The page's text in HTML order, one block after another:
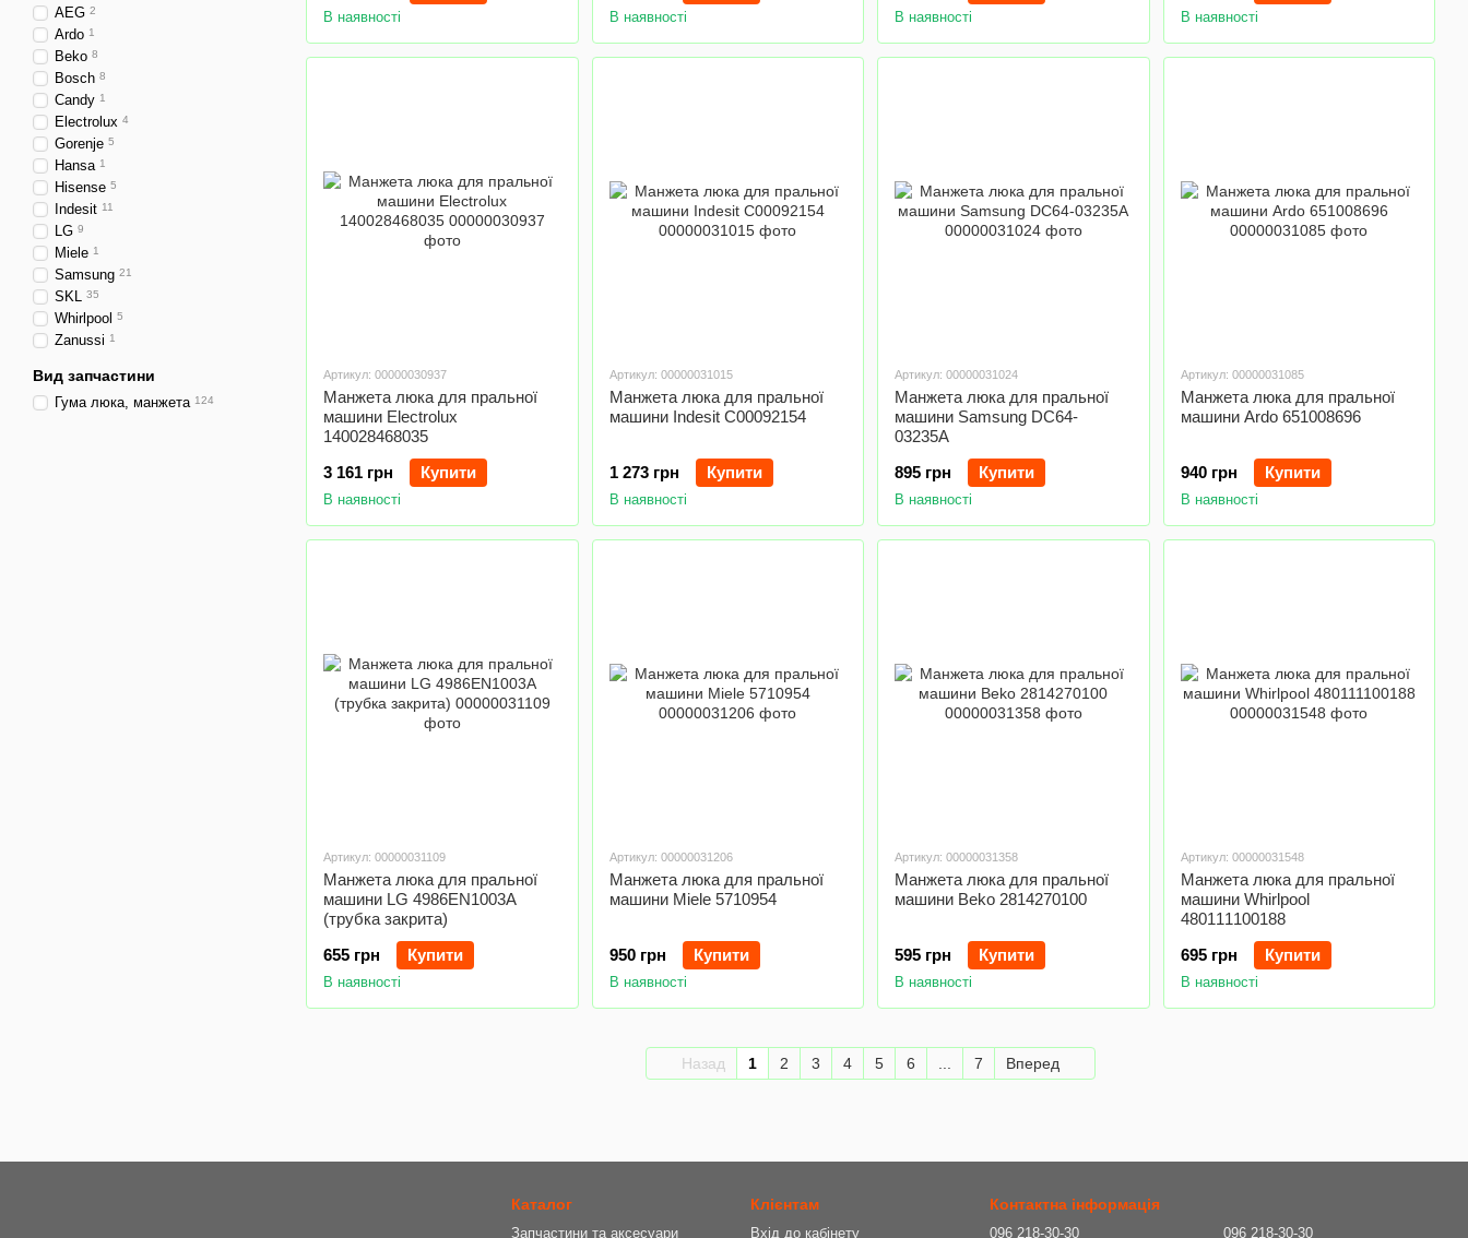
В наявності В наявності В наявності В наявності
Артикул: 00000030937
Манжета люка для пральної
машини Electrolux
140028468035
3 161 грн
Купити
В наявності
Артикул: 00000031015
Манжета люка для пральної
машини Indesit C00092154
1 273 грн Купити
В наявності
Артикул: 00000031024
Манжета люка для пральної
машини Samsung DC64-
03235A
895 грн
Купити
В наявності
Артикул: 00000031085
Манжета люка для пральної
машини Ardo 651008696
940 грн Купити
В наявності
Артикул: 00000031109
Манжета люка для пральної
машини LG 4986EN1003A
(трубка закрита)
655 грн
Купити
В наявності
Артикул: 00000031206
Манжета люка для пральної
машини Miele 5710954
950 грн Купити
В наявності
Артикул: 00000031358
Манжета люка для пральної
машини Beko 2814270100
595 грн Купити
В наявності
Артикул: 00000031548
Манжета люка для пральної
машини Whirlpool
480111100188
695 грн
Купити
В наявності
Назад 1 2 3 4 5 6 7 Вперед
AEG 2
Ardo 1
Beko 8
Bosch 8
Candy 1
Electrolux 4
Gorenje 5
Hansa 1
Hisense 5
Indesit 11
LG 9
Miele 1
Samsung 21
SKL 35
Whirlpool 5
Zanussi 1
Вид запчастини
Гума люка, манжета 124
Каталог
Запчастини та аксесуари
Клієнтам
Вхід до кабінету
Контактна інформація
096 218-30-30 096 218-30-30